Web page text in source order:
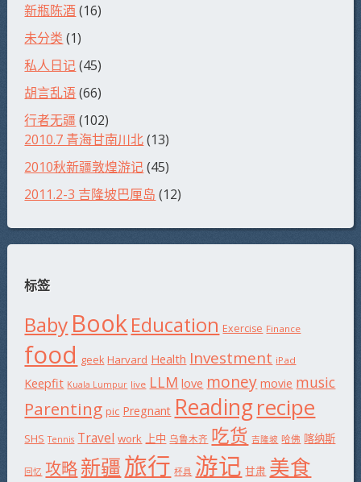
新瓶陈酒(16)
未分类 (1)
私人日记(45)
胡言乱语(66)
行者无疆 (102)
2010.7 青海甘南川北(13)
2010秋新疆敦煌游记(45)
2011.2-3 吉隆坡巴厘岛 (12)
标签
Baby BookEducation Exercise Finance
food geek Harvard Health Investment iPad
Keepfit Kuala Lumpur live LLM love money movie music
Parenting pic Pregnant Readingrecipe
SHS Tennis Travel work 上中 乌鲁木齐 吃货 吉隆坡 哈佛 喀纳斯
回忆 攻略新疆旅行 杯具 游记 甘肃 美食